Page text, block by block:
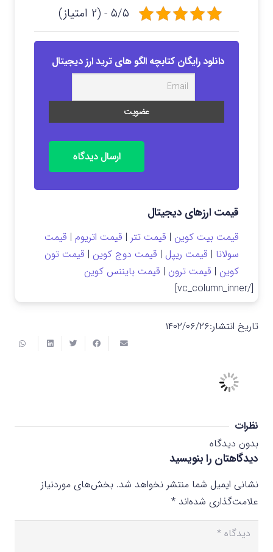
۵/۵ - (۲ امتیاز)
دانلود رایگان کتابچه الگو های ترید ارز دیجیتال
ارسال دیدگاه
قیمت ارزهای دیجیتال
قیمت بیت کوین | قیمت تتر | قیمت اتریوم | قیمت
سولانا | قیمت ریپل | قیمت دوج کوین | قیمت تون
کوین | قیمت ترون | قیمت بایننس کوین
[/vc_column_inner]
تاریخ انتشار:۱۴۰۲/۰۶/۲۶
نظرات
بدون دیدگاه
دیدگاهتان را بنویسید
نشانی ایمیل شما منتشر نخواهد شد. بخش‌های موردنیاز
علامت‌گذاری شده‌اند *